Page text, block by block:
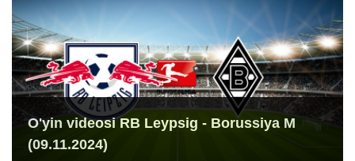
O'yin videosi RB Leypsig - Borussiya M
(09.11.2024)